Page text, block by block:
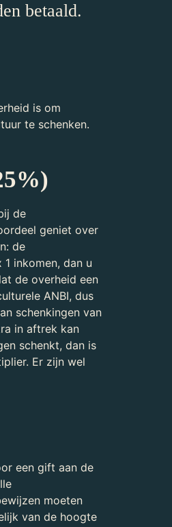
betaald.
is om
te schenken.
de
geniet over
de
inkomen, dan u
de overheid een
ANBI, dus
schenkingen van
in aftrek kan
schenkt, dan is
Er zijn wel
een gift aan de
moeten
van de hoogte